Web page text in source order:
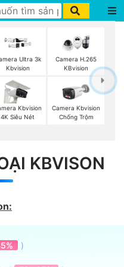
Ultra 3k
Kbvision
Camera H.265
KBvision
Kbvision
4K Siêu Nét
Camera Kbvision
Chống Trộm
KBVISON
)